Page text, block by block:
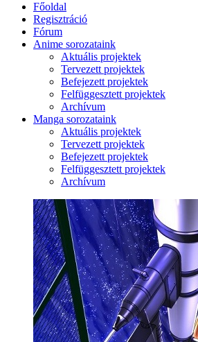
Főoldal
Regisztráció
Fórum
Anime sorozataink
Aktuális projektek
Tervezett projektek
Befejezett projektek
Felfüggesztett projektek
Archívum
Manga sorozataink
Aktuális projektek
Tervezett projektek
Befejezett projektek
Felfüggesztett projektek
Archívum